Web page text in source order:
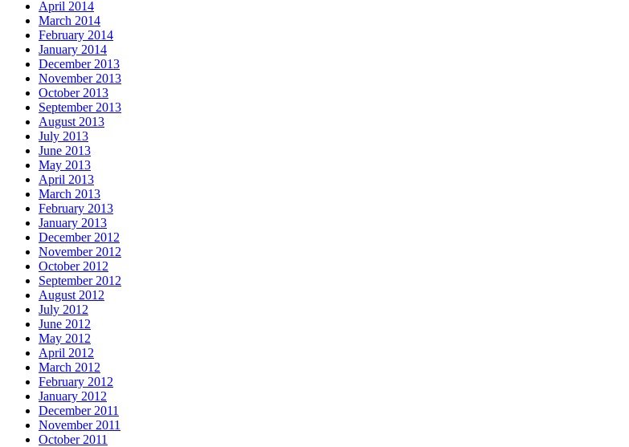
April 2014
March 2014
February 2014
January 2014
December 2013
November 2013
October 2013
September 2013
August 2013
July 2013
June 2013
May 2013
April 2013
March 2013
February 2013
January 2013
December 2012
November 2012
October 2012
September 2012
August 2012
July 2012
June 2012
May 2012
April 2012
March 2012
February 2012
January 2012
December 2011
November 2011
October 2011